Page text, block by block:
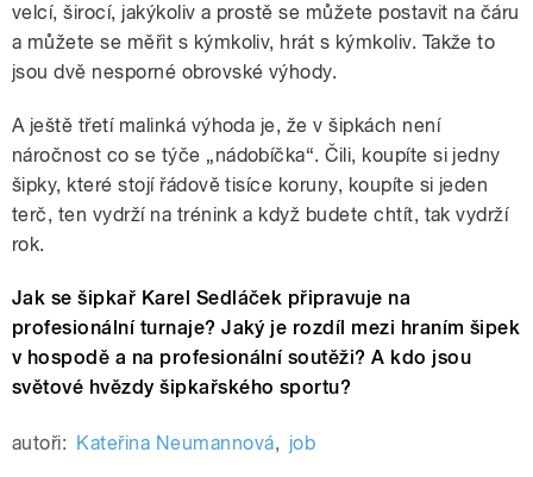
velcí, širocí, jakýkoliv a prostě se můžete postavit na čáru
a můžete se měřit s kýmkoliv, hrát s kýmkoliv. Takže to
jsou dvě nesporné obrovské výhody.
A ještě třetí malinká výhoda je, že v šipkách není
náročnost co se týče „nádobíčka“. Čili, koupíte si jedny
šipky, které stojí řádově tisíce koruny, koupíte si jeden
terč, ten vydrží na trénink a když budete chtít, tak vydrží
rok.
Jak se šipkař Karel Sedláček připravuje na
profesionální turnaje? Jaký je rozdíl mezi hraním šipek
v hospodě a na profesionální soutěži? A kdo jsou
světové hvězdy šipkařského sportu?
autoři: Kateřina Neumannová, job